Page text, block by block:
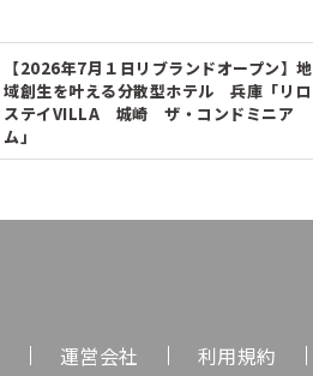
【2026年7月１日リブランドオープン】地
域創生を叶える分散型ホテル 兵庫「リロ
ステイVILLA 城崎 ザ・コンドミニア
ム」
運営会社 利用規約